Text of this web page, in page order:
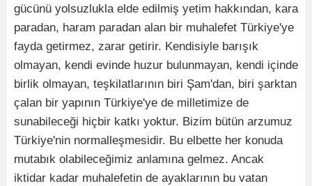
gücünü yolsuzlukla elde edilmiş yetim hakkından, kara
paradan, haram paradan alan bir muhalefet Türkiye'ye
fayda getirmez, zarar getirir. Kendisiyle barışık
olmayan, kendi evinde huzur bulunmayan, kendi içinde
birlik olmayan, teşkilatlarının biri Şam'dan, biri şarktan
çalan bir yapının Türkiye'ye de milletimize de
sunabileceği hiçbir katkı yoktur. Bizim bütün arzumuz
Türkiye'nin normalleşmesidir. Bu elbette her konuda
mutabık olabileceğimiz anlamına gelmez. Ancak
iktidar kadar muhalefetin de ayaklarının bu vatan